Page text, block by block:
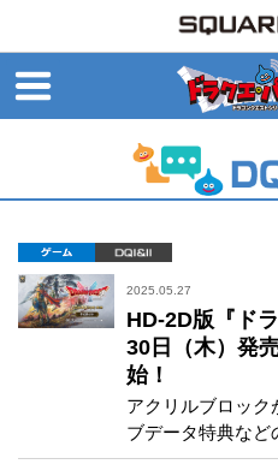
ゲーム
2025.05.27
HD-2D版『ド
30日（木）発
始！
アクリルブロック
ブデータ特典など